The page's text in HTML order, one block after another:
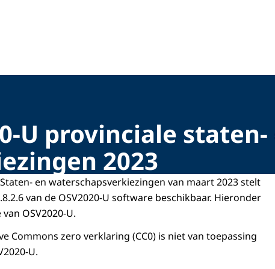
U provinciale staten-
2023
en waterschapsverkiezingen van maart 2023 stelt
van de OSV2020-U software beschikbaar. Hieronder
OSV2020-U.
Commons zero verklaring (CC0) is niet van toepassing
U.